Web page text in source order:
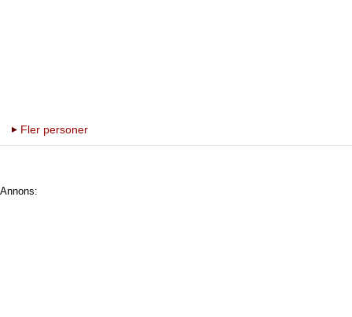
Fler personer
Annons: